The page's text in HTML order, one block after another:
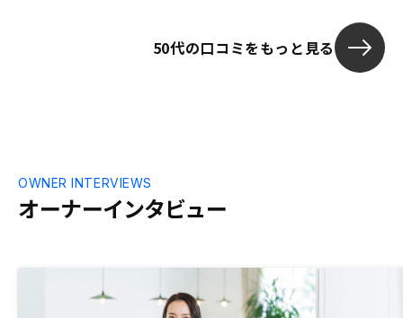
50代の口コミをもっと見る
オーナーインタビュー
OWNER INTERVIEWS